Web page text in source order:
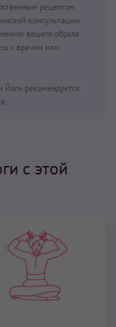
рецептом
консультации.
вашего образа
с врачом или
рекомендуется
с этой